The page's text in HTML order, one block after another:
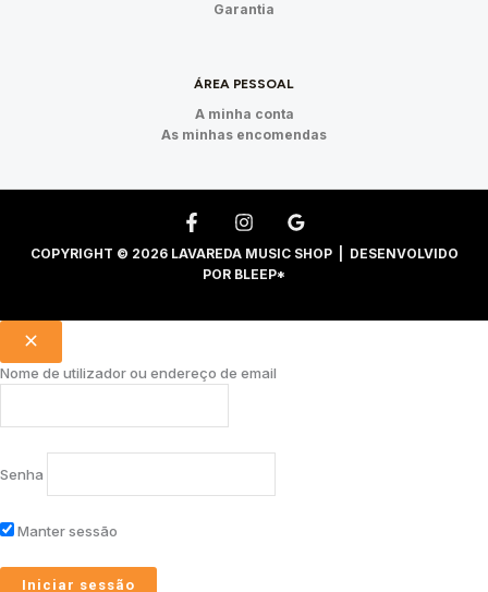
Garantia
ÁREA PESSOAL
A minha conta
As minhas encomendas
COPYRIGHT © 2026 LAVAREDA MUSIC SHOP | DESENVOLVIDO
POR BLEEP*
Nome de utilizador ou endereço de email
Senha
Manter sessão